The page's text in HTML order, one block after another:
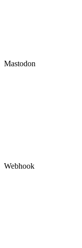
Mastodon
Webhook